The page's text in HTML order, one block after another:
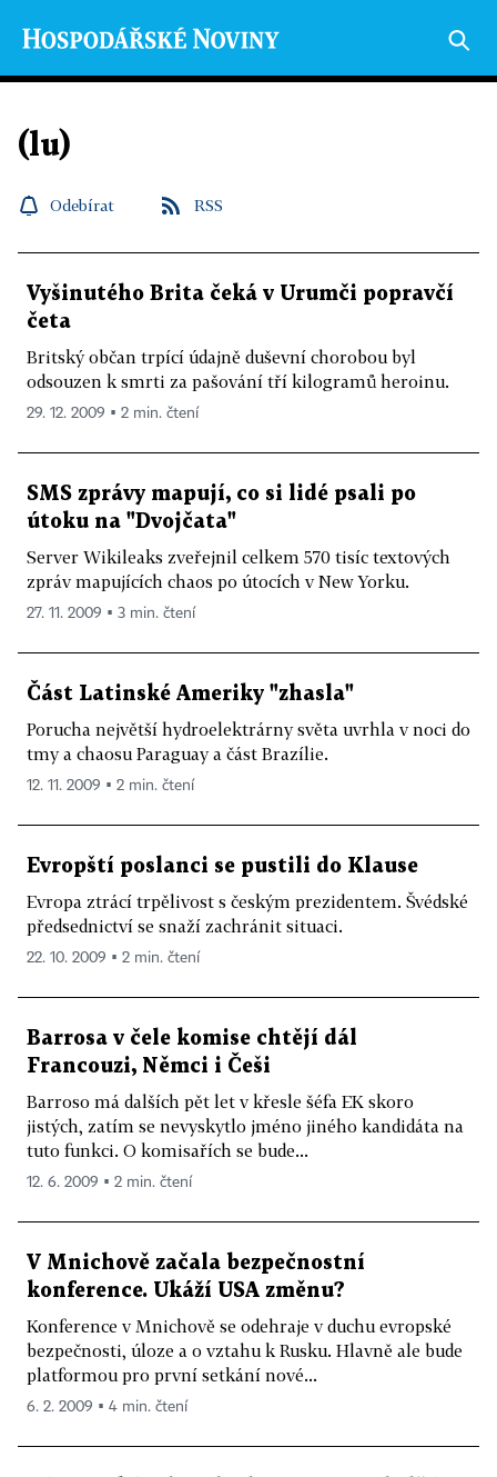
(lu)
Odebírat RSS
Vyšinutého Brita čeká v Urumči popravčí
četa
Britský občan trpící údajně duševní chorobou byl
odsouzen k smrti za pašování tří kilogramů heroinu.
29. 12. 2009 ▪ 2 min. čtení
SMS zprávy mapují, co si lidé psali po
útoku na "Dvojčata"
Server Wikileaks zveřejnil celkem 570 tisíc textových
zpráv mapujících chaos po útocích v New Yorku.
27. 11. 2009 ▪ 3 min. čtení
Část Latinské Ameriky "zhasla"
Porucha největší hydroelektrárny světa uvrhla v noci do
tmy a chaosu Paraguay a část Brazílie.
12. 11. 2009 ▪ 2 min. čtení
Evropští poslanci se pustili do Klause
Evropa ztrácí trpělivost s českým prezidentem. Švédské
předsednictví se snaží zachránit situaci.
22. 10. 2009 ▪ 2 min. čtení
Barrosa v čele komise chtějí dál
Francouzi, Němci i Češi
Barroso má dalších pět let v křesle šéfa EK skoro
jistých, zatím se nevyskytlo jméno jiného kandidáta na
tuto funkci. O komisařích se bude...
12. 6. 2009 ▪ 2 min. čtení
V Mnichově začala bezpečnostní
konference. Ukáží USA změnu?
Konference v Mnichově se odehraje v duchu evropské
bezpečnosti, úloze a o vztahu k Rusku. Hlavně ale bude
platformou pro první setkání nové...
6. 2. 2009 ▪ 4 min. čtení